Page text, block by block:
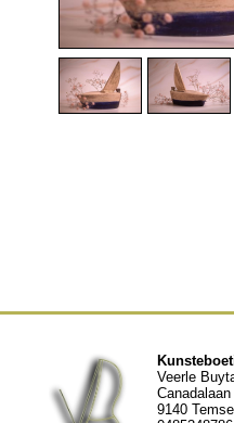
Andere
Veerle
Canadalaan
9140 Temse